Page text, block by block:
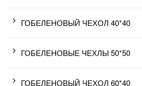
ГОБЕЛЕНОВЫЙ ЧЕХОЛ 40*40
ГОБЕЛЕНОВЫЕ ЧЕХЛЫ 50*50
ГОБЕЛЕНОВЫЙ ЧЕХОЛ 60*40